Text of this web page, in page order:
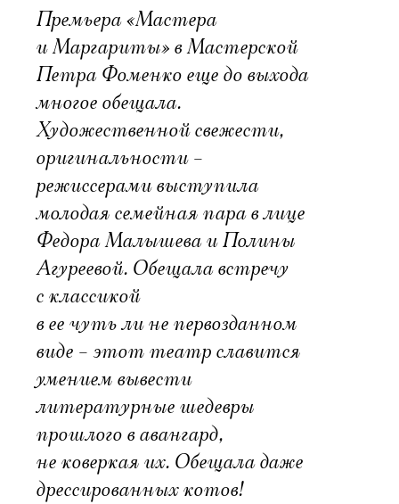
Премьера «Мастера
и Маргариты» в Мастерской
Петра Фоменко еще до выхода
многое обещала.
Художественной свежести,
оригинальности –
режиссерами выступила
молодая семейная пара в лице
Федора Малышева и Полины
Агуреевой. Обещала встречу
с классикой
в ее чуть ли не первозданном
виде – этот театр славится
умением вывести
литературные шедевры
прошлого в авангард,
не коверкая их. Обещала даже
дрессированных котов!